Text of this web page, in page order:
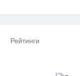
Рейтинги